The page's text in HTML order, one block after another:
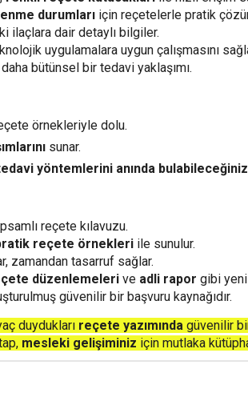
durumları için reçetelerle pratik
ilaçlara dair detaylı bilgiler.
uygulamalara uygun çalışmasını
bütünsel bir tedavi yaklaşımı.
örnekleriyle dolu.
sunar.
yöntemlerini anında bulabileceğiniz
reçete kılavuzu.
reçete örnekleri ile sunulur.
zamandan tasarruf sağlar.
düzenlemeleri ve adli rapor gibi
güvenilir bir başvuru kaynağıdır.
duydukları reçete yazımında güvenilir
mesleki gelişiminiz için mutlaka